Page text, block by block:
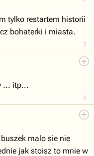
7
tylko restartem historii
bohaterki i miasta.
8
... itp...
malo sie nie
jak stoisz to mnie w